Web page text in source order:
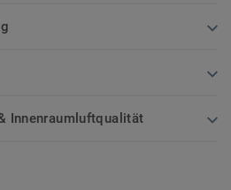
Innenraumluftqualität